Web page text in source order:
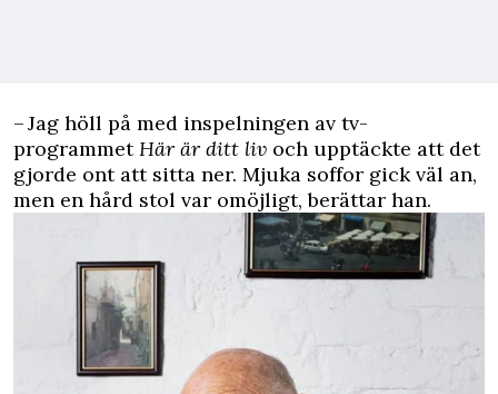
– Jag höll på med inspelningen av tv-
programmetHär är ditt liv och upptäckte att det
gjorde ont att sitta ner. Mjuka soffor gick väl an,
men en hård stol var omöjligt, berättar han.